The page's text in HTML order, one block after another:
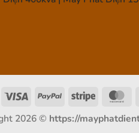
Visa PayPal Stripe
2026 © https://